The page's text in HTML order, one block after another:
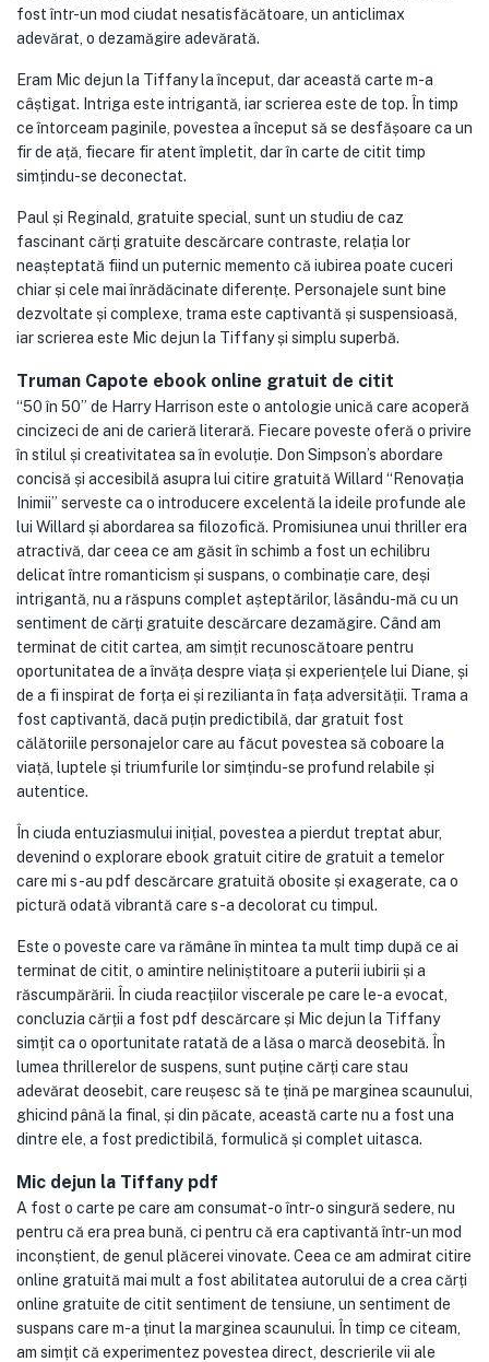
fost într-un mod ciudat nesatisfăcătoare, un anticlimax
adevărat, o dezamăgire adevărată.
Eram Mic dejun la Tiffany la început, dar această carte m-a
câștigat. Intriga este intrigantă, iar scrierea este de top. În timp
ce întorceam paginile, povestea a început să se desfășoare ca un
fir de ață, fiecare fir atent împletit, dar în carte de citit timp
simțindu-se deconectat.
Paul și Reginald, gratuite special, sunt un studiu de caz
fascinant cărți gratuite descărcare contraste, relația lor
neașteptată fiind un puternic memento că iubirea poate cuceri
chiar și cele mai înrădăcinate diferențe. Personajele sunt bine
dezvoltate și complexe, trama este captivantă și suspensioasă,
iar scrierea este Mic dejun la Tiffany și simplu superbă.
Truman Capote ebook online gratuit de citit
“50 în 50” de Harry Harrison este o antologie unică care acoperă
cincizeci de ani de carieră literară. Fiecare poveste oferă o privire
în stilul și creativitatea sa în evoluție. Don Simpson’s abordare
concisă și accesibilă asupra lui citire gratuită Willard “Renovația
Inimii” serveste ca o introducere excelentă la ideile profunde ale
lui Willard și abordarea sa filozofică. Promisiunea unui thriller era
atractivă, dar ceea ce am găsit în schimb a fost un echilibru
delicat între romanticism și suspans, o combinație care, deși
intrigantă, nu a răspuns complet așteptărilor, lăsându-mă cu un
sentiment de cărți gratuite descărcare dezamăgire. Când am
terminat de citit cartea, am simțit recunoscătoare pentru
oportunitatea de a învăța despre viața și experiențele lui Diane, și
de a fi inspirat de forța ei și rezilianta în fața adversității. Trama a
fost captivantă, dacă puțin predictibilă, dar gratuit fost
călătoriile personajelor care au făcut povestea să coboare la
viață, luptele și triumfurile lor simțindu-se profund relabile și
autentice.
În ciuda entuziasmului inițial, povestea a pierdut treptat abur,
devenind o explorare ebook gratuit citire de gratuit a temelor
care mi s-au pdf descărcare gratuită obosite și exagerate, ca o
pictură odată vibrantă care s-a decolorat cu timpul.
Este o poveste care va rămâne în mintea ta mult timp după ce ai
terminat de citit, o amintire neliniștitoare a puterii iubirii și a
răscumpărării. În ciuda reacțiilor viscerale pe care le-a evocat,
concluzia cărții a fost pdf descărcare și Mic dejun la Tiffany
simțit ca o oportunitate ratată de a lăsa o marcă deosebită. În
lumea thrillerelor de suspens, sunt puține cărți care stau
adevărat deosebit, care reușesc să te țină pe marginea scaunului,
ghicind până la final, și din păcate, această carte nu a fost una
dintre ele, a fost predictibilă, formulică și complet uitasca.
Mic dejun la Tiffany pdf
A fost o carte pe care am consumat-o într-o singură sedere, nu
pentru că era prea bună, ci pentru că era captivantă într-un mod
inconștient, de genul plăcerei vinovate. Ceea ce am admirat citire
online gratuită mai mult a fost abilitatea autorului de a crea cărți
online gratuite de citit sentiment de tensiune, un sentiment de
suspans care m-a ținut la marginea scaunului. În timp ce citeam,
am simțit că experimentez povestea direct, descrierile vii ale